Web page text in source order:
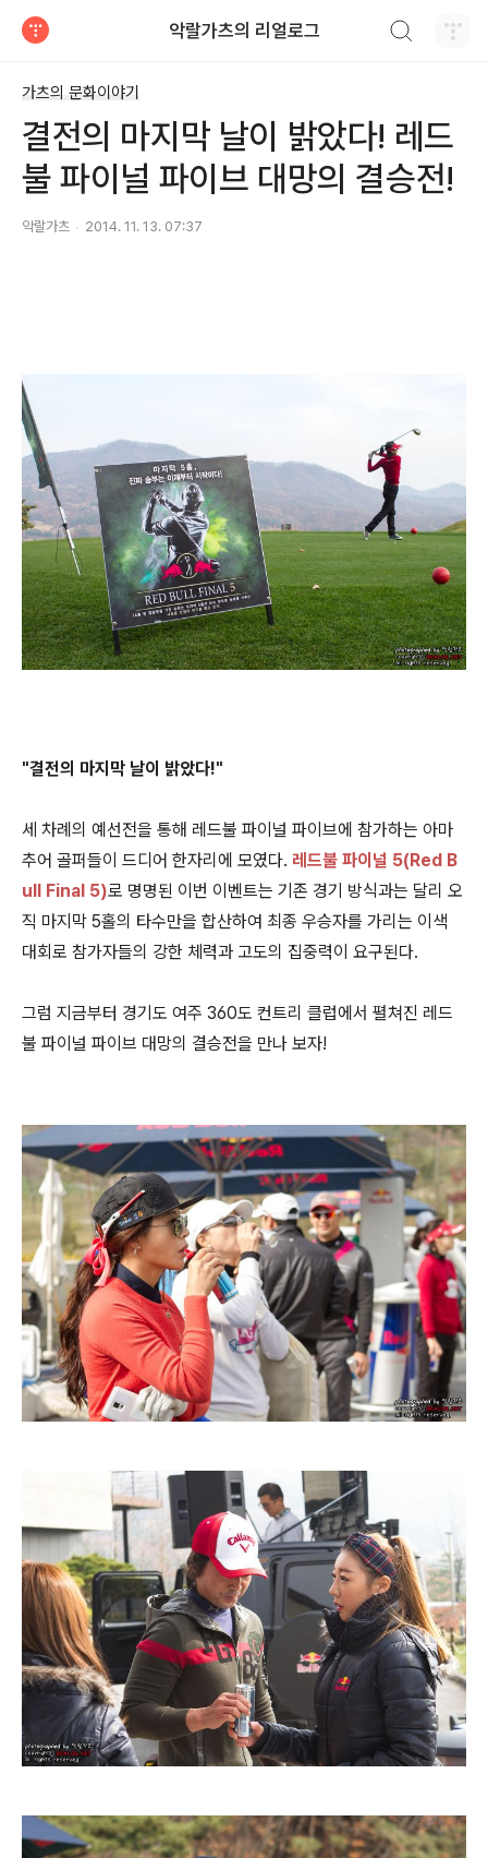
악랄가츠의 리얼로그
가츠의 문화이야기
결전의 마지막 날이 밝았다! 레드
불 파이널 파이브 대망의 결승전!
악랄가츠 2014. 11. 13. 07:37
"결전의 마지막 날이 밝았다!"
세 차례의 예선전을 통해 레드불 파이널 파이브에 참가하는 아마
추어 골퍼들이 드디어 한자리에 모였다. 레드불 파이널 5(Red B
ull Final 5)로 명명된 이번 이벤트는 기존 경기 방식과는 달리 오
직 마지막 5홀의 타수만을 합산하여 최종 우승자를 가리는 이색
대회로 참가자들의 강한 체력과 고도의 집중력이 요구된다.
그럼 지금부터 경기도 여주 360도 컨트리 클럽에서 펼쳐진 레드
불 파이널 파이브 대망의 결승전을 만나 보자!